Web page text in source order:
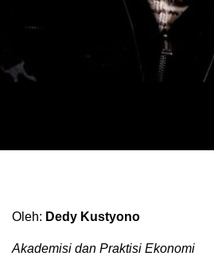
Oleh: Dedy Kustyono
Akademisi dan Praktisi Ekonomi